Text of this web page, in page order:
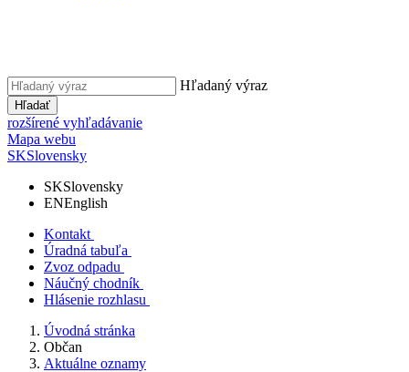
Hľadaný výraz
Hľadať
rozšírené vyhľadávanie
Mapa webu
SKSlovensky
SKSlovensky
ENEnglish
Kontakt
Úradná tabuľa
Zvoz odpadu
Náučný chodník
Hlásenie rozhlasu
Úvodná stránka
Občan
Aktuálne oznamy